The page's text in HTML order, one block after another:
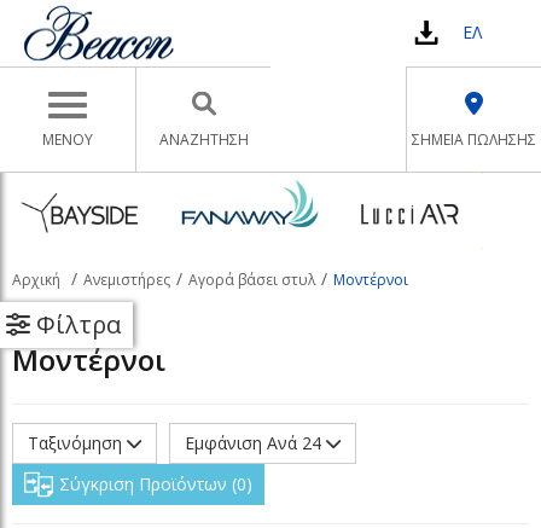
Toggle navigation
ΜΕΝΟΥ
ΕΛ
ΣΗΜΕΙΑ ΠΩΛΗΣΗΣ
ΑΝΑΖΉΤΗΣΗ
Αρχική Ανεμιστήρες Αγορά βάσει στυλ Μοντέρνοι
Φίλτρα
Μοντέρνοι
Ταξινόμηση
Εμφάνιση Ανά 24
Σύγκριση Προϊόντων 0